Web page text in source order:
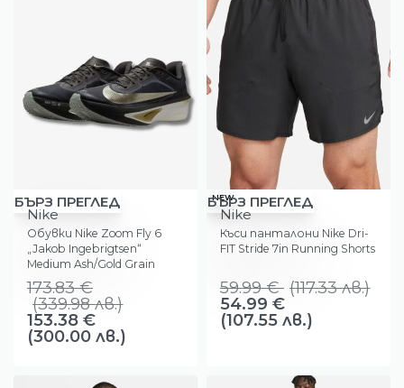
-12%
БЪРЗ ПРЕГЛЕД
Nike
Обувки Nike Zoom Fly 6
„Jakob Ingebrigtsen“
Medium Ash/Gold Grain
173.83€
(339.98лв.)
153.38 €
(300.00 лв.)
-17%
NEW
БЪРЗ ПРЕГЛЕД
Nike
Къси панталони Nike Dri-
FIT Stride 7in Running Shorts
59.99€ (117.33лв.)
54.99 €
(107.55 лв.)